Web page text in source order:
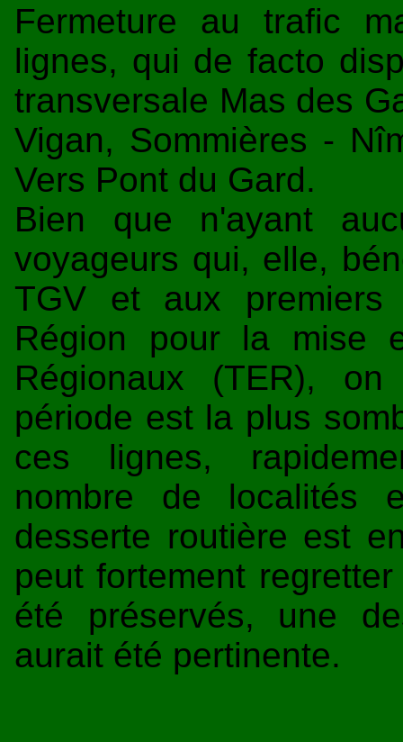
Fermeture au trafic
lignes, qui de facto
transversale Mas des
Vigan, Sommières -
Vers Pont du Gard.
Bien que n'ayant
voyageurs qui, elle,
TGV et aux premiers
Région pour la mise
Régionaux (TER),
période est la plus
ces lignes,
nombre de localités
desserte routière est
peut fortement
été préservés, une
aurait été pertinente.